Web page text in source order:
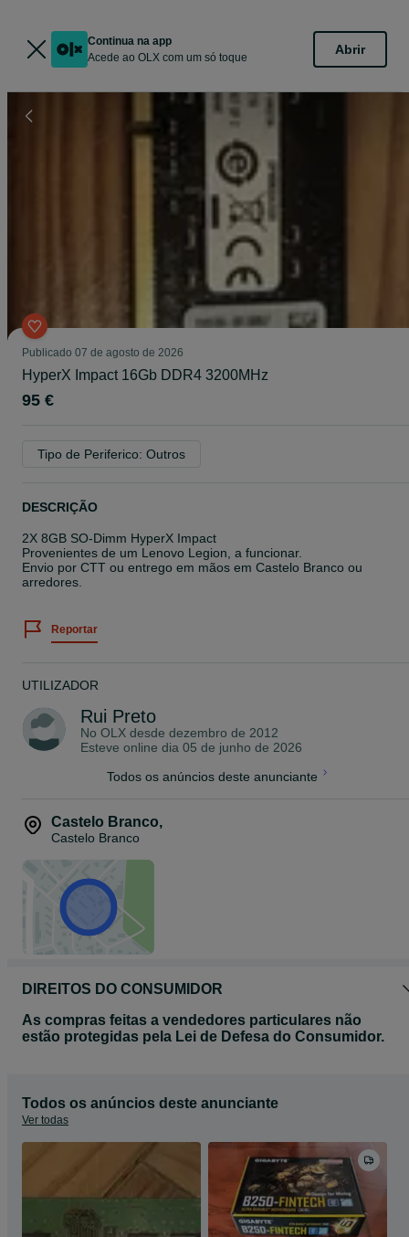
Continua na app
Acede ao OLX com um só toque
Abrir
Publicado 07 de agosto de 2026
HyperX Impact 16Gb DDR4 3200MHz
95 €
Tipo de Periferico: Outros
DESCRIÇÃO
2X 8GB SO-Dimm HyperX Impact
Provenientes de um Lenovo Legion, a funcionar.
Envio por CTT ou entrego em mãos em Castelo Branco ou
arredores.
Reportar
UTILIZADOR
Rui Preto
No OLX desde dezembro de 2012
Esteve online dia 05 de junho de 2026
Todos os anúncios deste anunciante
Castelo Branco,
Castelo Branco
DIREITOS DO CONSUMIDOR
As compras feitas a vendedores particulares não
estão protegidas pela Lei de Defesa do Consumidor.
Todos os anúncios deste anunciante
Ver todas